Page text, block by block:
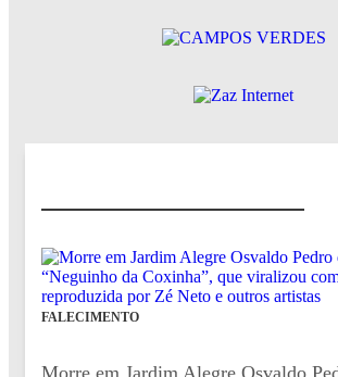
FALECIMENTO
Morre em Jardim Alegre Osvaldo